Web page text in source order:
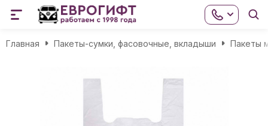
Главная Пакеты-сумки, фасовочные, вкладыши Пакеты